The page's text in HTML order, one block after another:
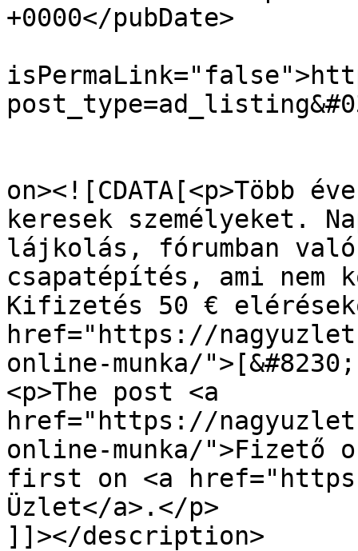
+0000</pubDate>
on><![CDATA[<p>Több
keresek személyeket.
lájkolás, fórumban
csapatépítés, ami nem
Kifizetés 50 €
href="https://
online-munka/
<p>The post <a
href="https://
online-munka/">Fizető
first on <a
Üzlet</a>.</p>
]]></description>